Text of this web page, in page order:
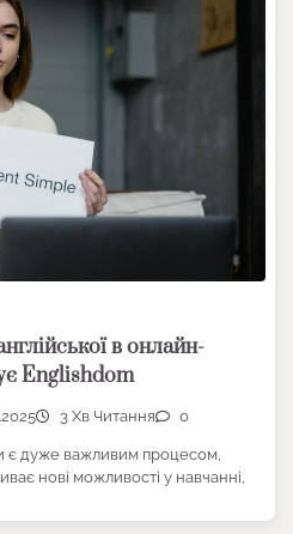
в онлайн-
Englishdom
3 Хв Читання 0
є дуже важливим процесом,
нові можливості у навчанні,